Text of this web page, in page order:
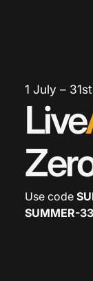
1 July –
Live
Use code
SUMMER-